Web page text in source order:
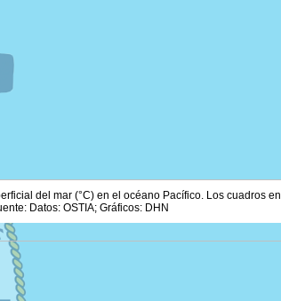
del mar (°C) en el océano Pacífico. Los cuadros en
Datos: OSTIA; Gráficos: DHN